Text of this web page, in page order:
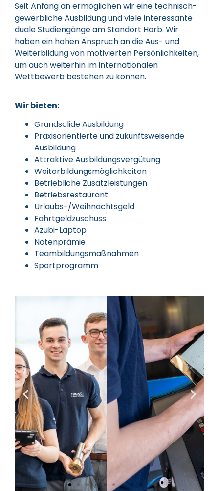
Seit Anfang an ermöglichen wir eine technisch-
gewerbliche Ausbildung und viele interessante
duale Studiengänge am Standort Horb. Wir
haben ein hohen Anspruch an die Aus- und
Weiterbildung von motivierten Persönlichkeiten,
um auch weiterhin im internationalen
Wettbewerb bestehen zu können.
Wir bieten:
Grundsolide Ausbildung
Praxisorientierte und zukunftsweisende
Ausbildung
Attraktive Ausbildungsvergütung
Weiterbildungsmöglichkeiten
Betriebliche Zusatzleistungen
Betriebsrestaurant
Urlaubs-/Weihnachtsgeld
Fahrtgeldzuschuss
Azubi-Laptop
Notenprämie
Teambildungsmaßnahmen
Sportprogramm